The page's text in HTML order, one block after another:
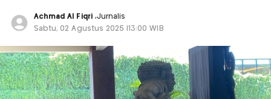
Achmad Al Fiqri ,Jurnalis
Sabtu, 02 Agustus 2025 |13:00 WIB